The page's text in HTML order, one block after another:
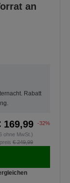
an
Rabatt
169,99
-32%
ohne MwSt.)
€ 249,99